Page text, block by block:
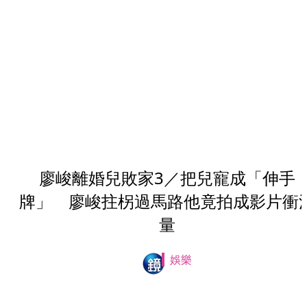
廖峻離婚兒敗家3／把兒寵成「伸手
牌」 廖峻拄柺過馬路他竟拍成影片衝
量
娛樂